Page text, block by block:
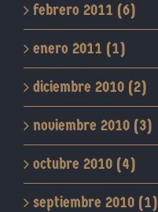
febrero 2011 (6)
enero 2011 (1)
diciembre 2010 (2)
noviembre 2010 (3)
octubre 2010 (4)
septiembre 2010 (1)